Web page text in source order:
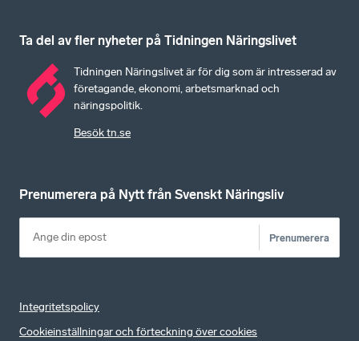
Ta del av fler nyheter på Tidningen Näringslivet
Tidningen Näringslivet är för dig som är intresserad av
företagande, ekonomi, arbetsmarknad och
näringspolitik.
Besök tn.se
Prenumerera på Nytt från Svenskt Näringsliv
Prenumerera
Integritetspolicy
Cookieinställningar och förteckning över cookies